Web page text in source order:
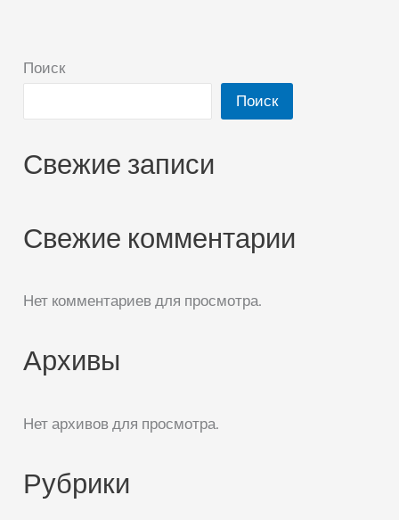
Поиск
Поиск
Свежие записи
Свежие комментарии
Нет комментариев для просмотра.
Архивы
Нет архивов для просмотра.
Рубрики